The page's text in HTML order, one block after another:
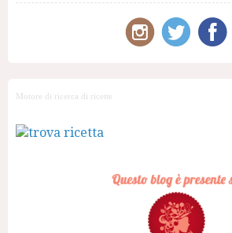
Motore di ricerca di ricette